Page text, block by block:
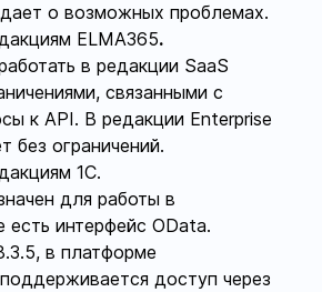
о возможных проблемах.
ELMA365.
в редакции SaaS
связанными с
к API. В редакции Enterprise
без ограничений.
1С.
для работы в
есть интерфейс OData.
в платформе
доступ через